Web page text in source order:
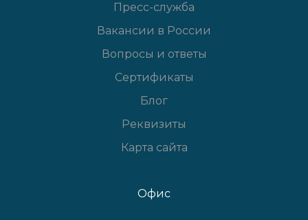
Пресс-служба
Вакансии в России
Вопросы и ответы
Сертификаты
Блог
Реквизиты
Карта сайта
Офис